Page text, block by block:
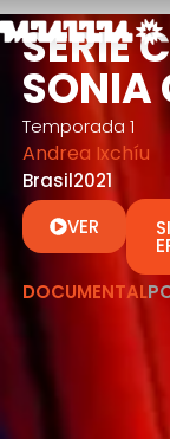
SERIE
Temporada 1
Andrea Ixchíu
Brasil2021
VER
DOCUMENTAL